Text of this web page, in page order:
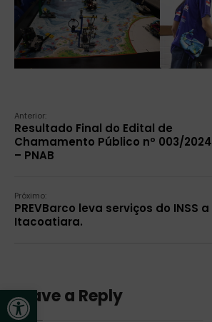
Open toolbar
Anterior:
Resultado Final do Edital de
Chamamento Público nº 003/2024
– PNAB
Próximo:
PREVBarco leva serviços do INSS a
Itacoatiara.
Leave a Reply